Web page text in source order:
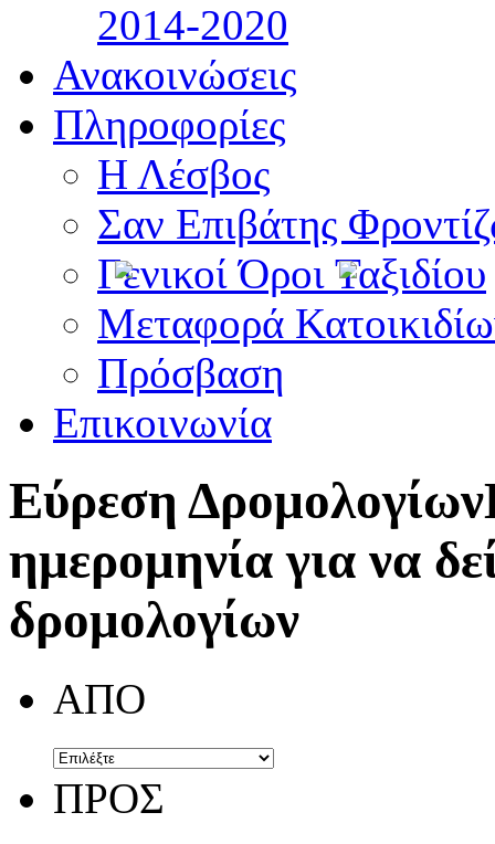
2014-2020
Ανακοινώσεις
Πληροφορίες
Η Λέσβος
Σαν Επιβάτης
Γενικοί Όροι Ταξιδίου
Μεταφορά
Πρόσβαση
Επικοινωνία
Εύρεση Δρομολογίων
ημερομηνία για να
δρομολογίων
ΑΠΟ
ΠΡΟΣ